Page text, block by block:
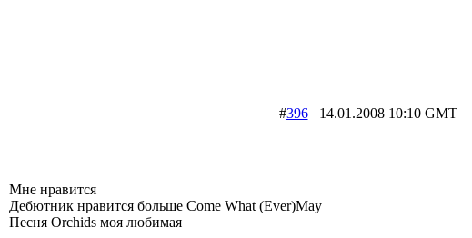
#39614.01.2008 10:10 GMT
Мне нравится
Дебютник нравится больше Come What (Ever)May
Песня Orchids моя любимая